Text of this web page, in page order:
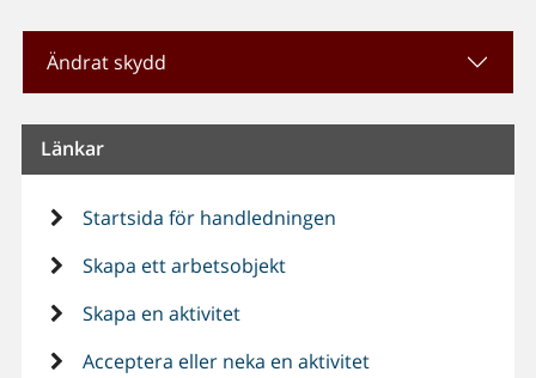
Ändrat skydd
Länkar
Startsida för handledningen
Skapa ett arbetsobjekt
Skapa en aktivitet
Acceptera eller neka en aktivitet